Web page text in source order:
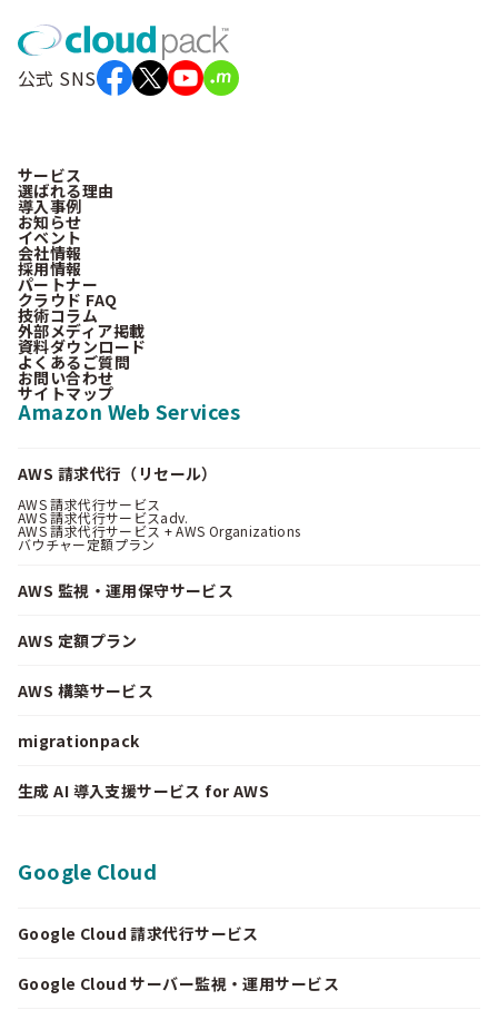
公式 SNS
サービス
選ばれる理由
導入事例
お知らせ
イベント
会社情報
採用情報
パートナー
クラウド FAQ
技術コラム
外部メディア掲載
資料ダウンロード
よくあるご質問
お問い合わせ
サイトマップ
Amazon Web Services
AWS 請求代行（リセール）
AWS 請求代行サービス
AWS 請求代行サービスadv.
AWS 請求代行サービス + AWS Organizations
バウチャー定額プラン
AWS 監視・運用保守サービス
AWS 定額プラン
AWS 構築サービス
migrationpack
生成 AI 導入支援サービス for AWS
Google Cloud
Google Cloud 請求代行サービス
Google Cloud サーバー監視・運用サービス